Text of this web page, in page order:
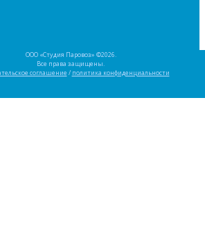
ООО «Студия Паровоз» ©2026.
Все права защищены.
соглашение / политика конфиденциальности